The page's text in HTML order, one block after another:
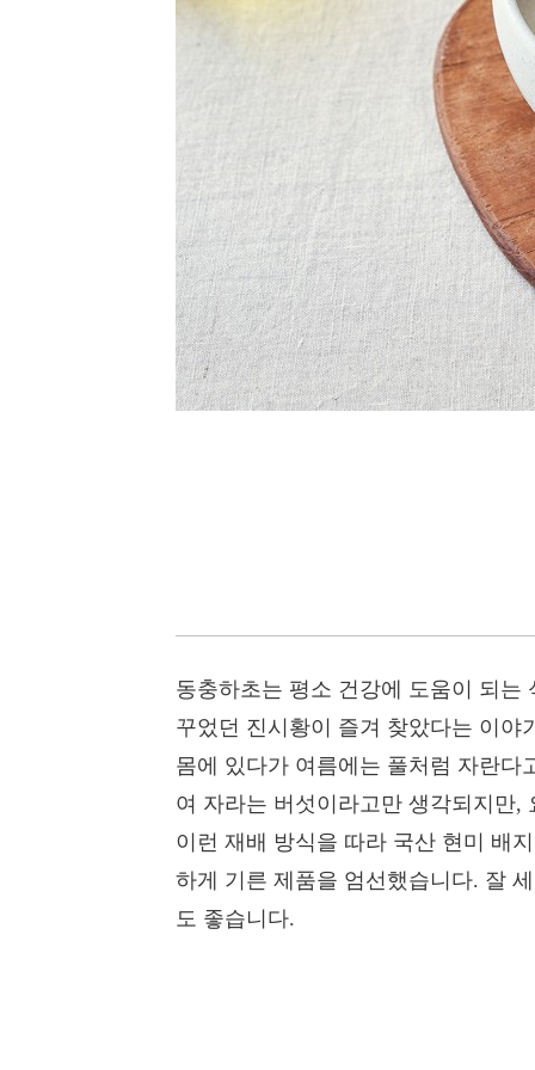
동충하초는 평소 건강에 도움이 되는
꾸었던 진시황이 즐겨 찾았다는 이야
몸에 있다가 여름에는 풀처럼 자란다
여 자라는 버섯이라고만 생각되지만,
이런 재배 방식을 따라 국산 현미 배
하게 기른 제품을 엄선했습니다. 잘
도 좋습니다.